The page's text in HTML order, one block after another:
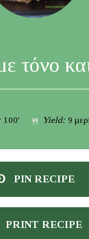
τόνο
100' Yield: 9
PIN RECIPE
PRINT RECIPE